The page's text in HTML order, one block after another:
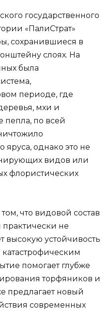
государственного
«ПалиСтрат»
сохранившиеся в
слоях. На
была
периоде, где
мхи и
пепла, по всей
яруса, однако это не
видов или
флористических
что видовой состав
не
высокую устойчивость
помогает глубже
торфяников и
предлагает новый
современных